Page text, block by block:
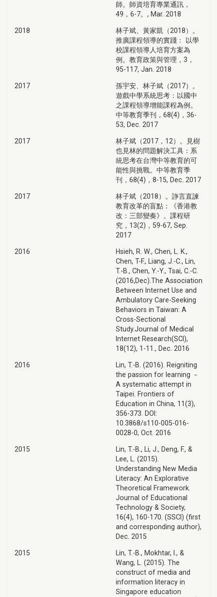
師。師資培育專業通訊，
49，6-7。, Mar. 2018
2018
林子斌、黃家凱（2018）。
推廣課程領導的實踐： 以學
校課程領導人培育方案為
例。教育政策與管理，3，
95-117, Jan. 2018
2017
孫宇安、林子斌（2017）。
遊戲中學系統思考：以國中
之課程領導增能課程為例。
中等教育季刊，68(4)，36-
53, Dec. 2017
2017
林子斌（2017，12）。見樹
也見林的問題解決工具：系
統思考在台灣中等教育的可
能性與挑戰。中等教育季
刊，68(4)，8-15, Dec. 2017
2017
林子斌（2018）。諍言直諫
教育改革的盲點：《香港教
改：三部變奏》。課程研
究，13(2)，59-67, Sep.
2017
2016
Hsieh, R. W., Chen, L. K.,
Chen, T-F., Liang, J.-C., Lin,
T.-B., Chen, Y.-Y., Tsai, C.-C.
(2016,Dec).The Association
Between Internet Use and
Ambulatory Care-Seeking
Behaviors in Taiwan: A
Cross-Sectional
Study.Journal of Medical
Internet Research(SCI),
18(12), 1-11., Dec. 2016
2016
Lin, T.-B. (2016). Reigniting
the passion for learning －
A systematic attempt in
Taipei. Frontiers of
Education in China, 11(3),
356-373. DOI:
10.3868/s110-005-016-
0028-0, Oct. 2016
2015
Lin, T.-B., Li, J., Deng, F., &
Lee, L. (2015).
Understanding New Media
Literacy: An Explorative
Theoretical Framework.
Journal of Educational
Technology & Society,
16(4), 160-170. (SSCI) (first
and corresponding author),
Dec. 2015
2015
Lin, T.-B., Mokhtar, I., &
Wang, L. (2015). The
construct of media and
information literacy in
Singapore education